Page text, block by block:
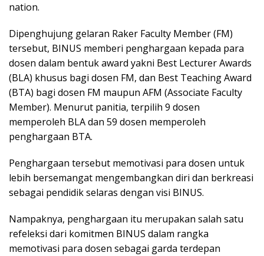
nation.
Dipenghujung gelaran Raker Faculty Member (FM)
tersebut, BINUS memberi penghargaan kepada para
dosen dalam bentuk award yakni Best Lecturer Awards
(BLA) khusus bagi dosen FM, dan Best Teaching Award
(BTA) bagi dosen FM maupun AFM (Associate Faculty
Member). Menurut panitia, terpilih 9 dosen
memperoleh BLA dan 59 dosen memperoleh
penghargaan BTA.
Penghargaan tersebut memotivasi para dosen untuk
lebih bersemangat mengembangkan diri dan berkreasi
sebagai pendidik selaras dengan visi BINUS.
Nampaknya, penghargaan itu merupakan salah satu
refeleksi dari komitmen BINUS dalam rangka
memotivasi para dosen sebagai garda terdepan